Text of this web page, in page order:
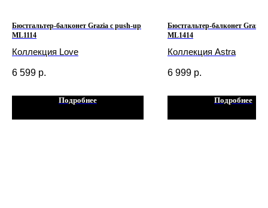
Бюстгальтер-балконет Grazia с push-up
ML1114
Коллекция Love
6 599 р.
Подробнее
Бюстгальтер-балконет Grazia
ML1414
Коллекция Astra
6 999 р.
Подробнее